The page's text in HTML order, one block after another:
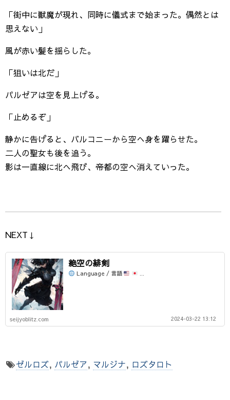
「街中に獣魔が現れ、同時に儀式まで始まった。偶然とは
思えない」
風が赤い髪を揺らした。
「狙いは北だ」
パルゼアは空を見上げる。
「止めるぞ」
静かに告げると、バルコニーから空へ身を躍らせた。
二人の聖女も後を追う。
影は一直線に北へ飛び、帝都の空へ消えていった。
NEXT↓
絶空の緋剣
Language / 言語
seijyoblitz.com 2024-03-22 13:12
ゼルロズ, パルゼア, マルジナ, ロズタロト